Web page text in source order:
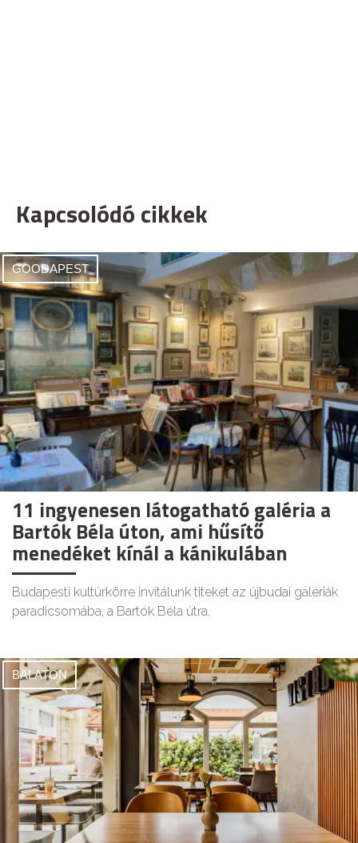
Kapcsolódó cikkek
GOODAPEST
11 ingyenesen látogatható galéria a
Bartók Béla úton, ami hűsítő
menedéket kínál a kánikulában
Budapesti kultúrkörre invitálunk titeket az újbudai galériák
paradicsomába, a Bartók Béla útra.
BALATON